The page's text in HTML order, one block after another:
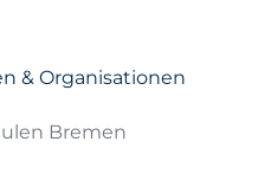
& Organisationen
Bremen